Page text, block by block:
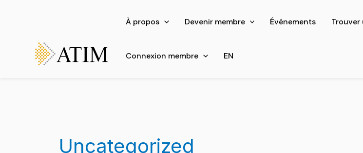
À propos Devenir membre Événements
Connexion membre EN
Uncategorized